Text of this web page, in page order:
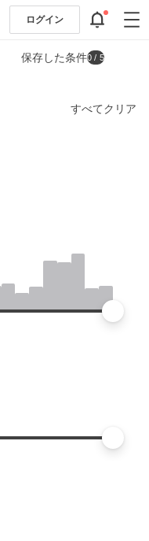
ログイン
保存した条件0 / 5
すべてクリア